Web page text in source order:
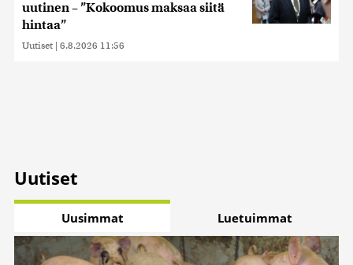
uutinen – ”Kokoomus maksaa siitä
hintaa”
Uutiset | 6.8.2026 11:56
Uutiset
Uusimmat Luetuimmat